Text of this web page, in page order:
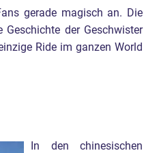
gerade magisch an. Die
der Geschwister
Ride im ganzen World
In den chinesischen